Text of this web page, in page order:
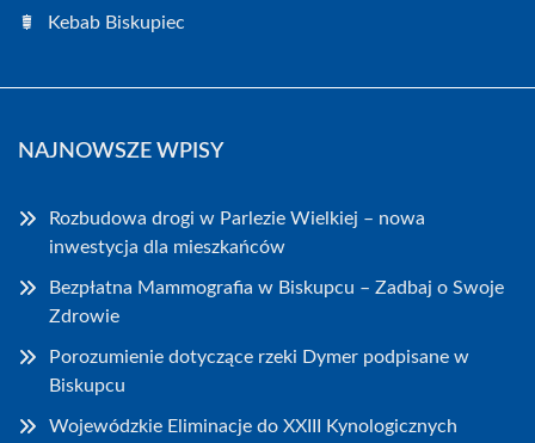
Kebab Biskupiec
NAJNOWSZE WPISY
Rozbudowa drogi w Parlezie Wielkiej – nowa
inwestycja dla mieszkańców
Bezpłatna Mammografia w Biskupcu – Zadbaj o Swoje
Zdrowie
Porozumienie dotyczące rzeki Dymer podpisane w
Biskupcu
Wojewódzkie Eliminacje do XXIII Kynologicznych